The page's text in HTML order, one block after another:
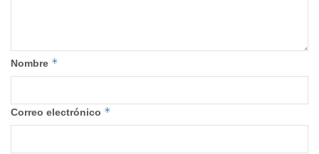
Nombre *
Correo electrónico *